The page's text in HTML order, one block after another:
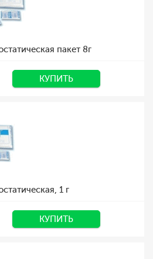
пакет 8г
КУПИТЬ
1 г
КУПИТЬ